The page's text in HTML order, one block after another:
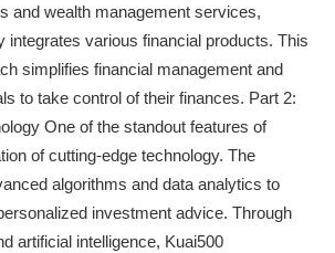
and wealth management services,
integrates various financial products. This
simplifies financial management and
to take control of their finances. Part 2:
One of the standout features of
of cutting-edge technology. The
algorithms and data analytics to
investment advice. Through
artificial intelligence, Kuai500